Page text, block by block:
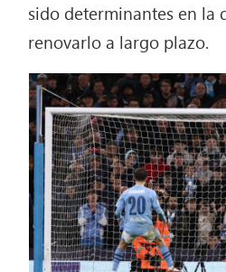
sido determinantes en la
renovarlo a largo plazo.